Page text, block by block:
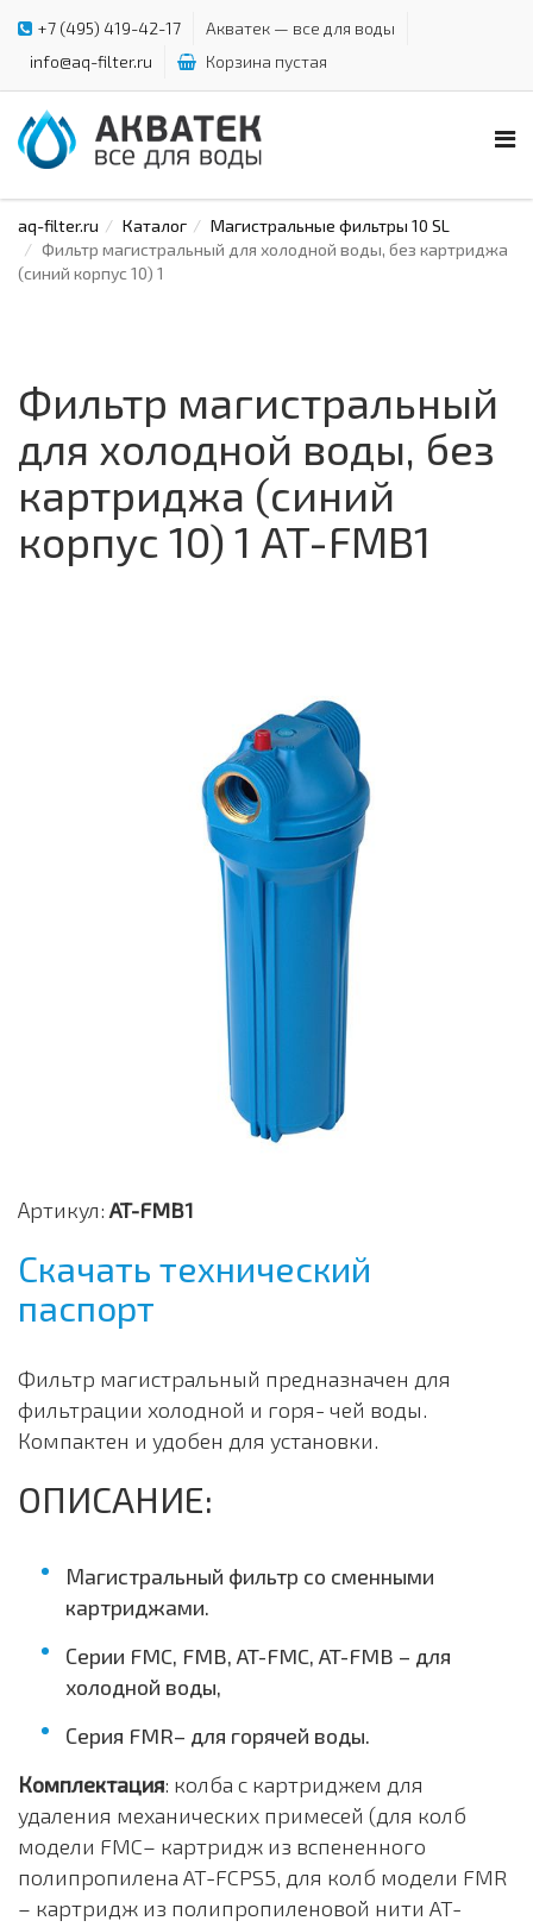
+7 (495) 419-42-17
Акватек — все для воды
info@aq-filter.ru
Корзина пустая
aq-filter.ru Каталог
Магистральные фильтры 10 SL
Фильтр магистральный для холодной воды, без картриджа
(синий корпус 10) 1
Фильтр магистральный
для холодной воды, без
картриджа (синий
корпус 10) 1 AT-FMB1
Артикул: AT-FMB1
Скачать технический
паспорт
Фильтр магистральный предназначен для
фильтрации холодной и горя- чей воды.
Компактен и удобен для установки.
ОПИСАНИЕ:
Магистральный фильтр со сменными
картриджами.
Серии FMC, FMB, AT-FMC, AT-FMB – для
холодной воды,
Серия FMR– для горячей воды.
Комплектация: колба с картриджем для
удаления механических примесей (для колб
модели FMC– картридж из вспененного
полипропилена AT-FCPS5, для колб модели FMR
– картридж из полипропиленовой нити AT-